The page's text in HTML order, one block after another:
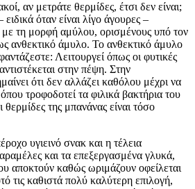
αν μετράτε θερμίδες, έτσι δεν είναι;
ειδικά όταν είναι λίγο άγουρες –
με τη μορφή αμύλου, ορισμένους υπό τον
ανθεκτικό άμυλο. Το ανθεκτικό άμυλο
Λειτουργεί όπως οι φυτικές
στην πέψη. Στην
ότι δεν αλλάζει καθόλου μέχρι να
τροφοδοτεί τα φιλικά βακτήρια του
θερμίδες της μπανάνας είναι τόσο
υγιεινό σνακ και η τέλεια
και τα επεξεργασμένα γλυκά,
αποκτούν καθώς ωριμάζουν οφείλεται
τις καθιστά πολύ καλύτερη επιλογή,